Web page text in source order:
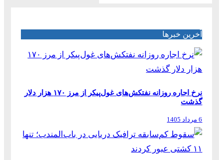
آخرین خبرها
نرخ اجاره روزانه نفتکش‌های غول‌پیکر از مرز ۱۷۰ هزار دلار
گذشت
6 مرداد 1405